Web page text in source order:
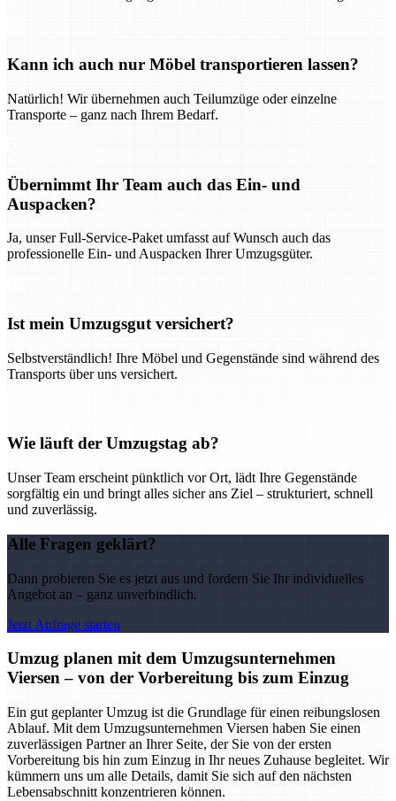
Kann ich auch nur Möbel transportieren lassen?
Natürlich! Wir übernehmen auch Teilumzüge oder einzelne
Transporte – ganz nach Ihrem Bedarf.
Übernimmt Ihr Team auch das Ein- und
Auspacken?
Ja, unser Full-Service-Paket umfasst auf Wunsch auch das
professionelle Ein- und Auspacken Ihrer Umzugsgüter.
Ist mein Umzugsgut versichert?
Selbstverständlich! Ihre Möbel und Gegenstände sind während des
Transports über uns versichert.
Wie läuft der Umzugstag ab?
Unser Team erscheint pünktlich vor Ort, lädt Ihre Gegenstände
sorgfältig ein und bringt alles sicher ans Ziel – strukturiert, schnell
und zuverlässig.
Alle Fragen geklärt?
Dann probieren Sie es jetzt aus und fordern Sie Ihr individuelles
Angebot an – ganz unverbindlich.
Jetzt Anfrage starten
Umzug planen mit dem Umzugsunternehmen
Viersen – von der Vorbereitung bis zum Einzug
Ein gut geplanter Umzug ist die Grundlage für einen reibungslosen
Ablauf. Mit dem Umzugsunternehmen Viersen haben Sie einen
zuverlässigen Partner an Ihrer Seite, der Sie von der ersten
Vorbereitung bis hin zum Einzug in Ihr neues Zuhause begleitet. Wir
kümmern uns um alle Details, damit Sie sich auf den nächsten
Lebensabschnitt konzentrieren können.